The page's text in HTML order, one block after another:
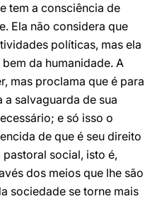
tem a consciência de
Ela não considera que
políticas, mas ela
da humanidade. A
mas proclama que é para
salvaguarda de sua
e só isso o
de que é seu direito
social, isto é,
dos meios que lhe são
sociedade se torne mais